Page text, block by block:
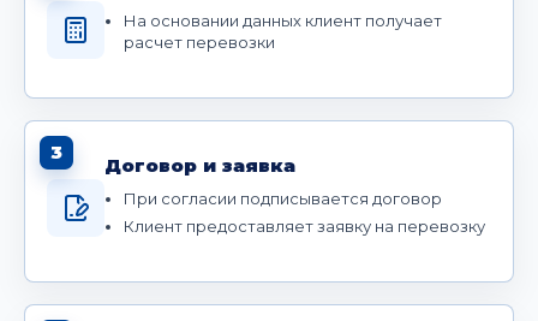
На основании данных клиент получает
расчет перевозки
3
Договор и заявка
При согласии подписывается договор
Клиент предоставляет заявку на перевозку